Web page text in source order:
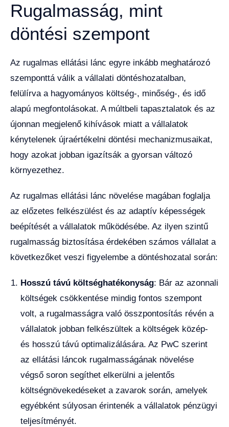
Rugalmasság, mint
döntési szempont
Az rugalmas ellátási lánc egyre inkább meghatározó
szemponttá válik a vállalati döntéshozatalban,
felülírva a hagyományos költség-, minőség-, és idő
alapú megfontolásokat. A múltbeli tapasztalatok és az
újonnan megjelenő kihívások miatt a vállalatok
kénytelenek újraértékelni döntési mechanizmusaikat,
hogy azokat jobban igazítsák a gyorsan változó
környezethez.
Az rugalmas ellátási lánc növelése magában foglalja
az előzetes felkészülést és az adaptív képességek
beépítését a vállalatok működésébe. Az ilyen szintű
rugalmasság biztosítása érdekében számos vállalat a
következőket veszi figyelembe a döntéshozatal során:
Hosszú távú költséghatékonyság: Bár az azonnali
költségek csökkentése mindig fontos szempont
volt, a rugalmasságra való összpontosítás révén a
vállalatok jobban felkészültek a költségek közép-
és hosszú távú optimalizálására. Az PwC szerint
az ellátási láncok rugalmasságának növelése
végső soron segíthet elkerülni a jelentős
költségnövekedéseket a zavarok során, amelyek
egyébként súlyosan érintenék a vállalatok pénzügyi
teljesítményét.